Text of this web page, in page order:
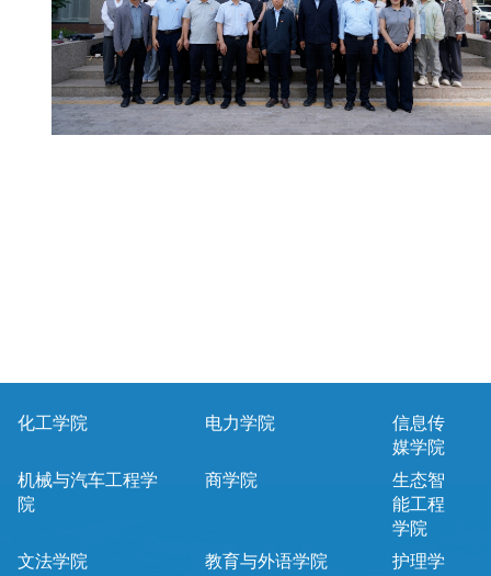
化工学院 电力学院
信息传
媒学院
机械与汽车工程学
院
商学院
生态智
能工程
学院
文法学院
教育与外语学院
护理学